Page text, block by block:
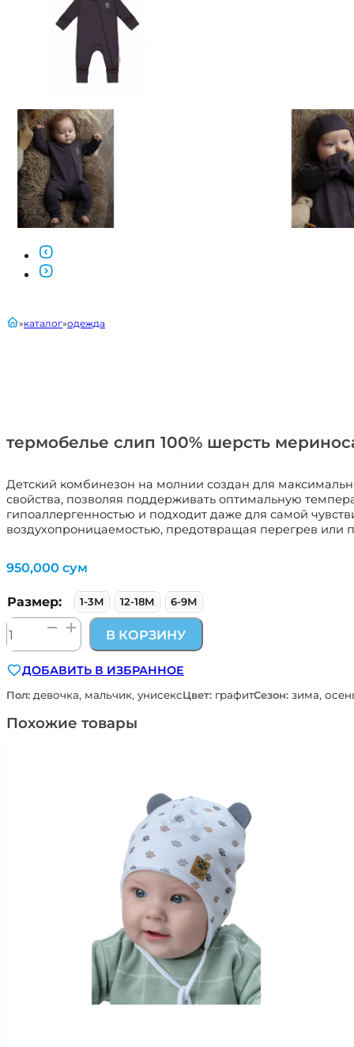
термобелье слип 100% шерсть
Детский комбинезон на молнии создан для
свойства, позволяя поддерживать оптимальную
гипоаллергенностью и подходит даже для самой
воздухопроницаемостью, предотвращая перегрев или
главнаякаталог одежда
950,000 сум
Размер: 1-3М 12-18М 6-9М
Количество
товара
слип
100%
шерсть
мериноса
В КОРЗИНУ
ДОБАВИТЬ В ИЗБРАННОЕ
Пол: девочка, мальчик, унисексЦвет: графитСезон: зима,
Похожие товары